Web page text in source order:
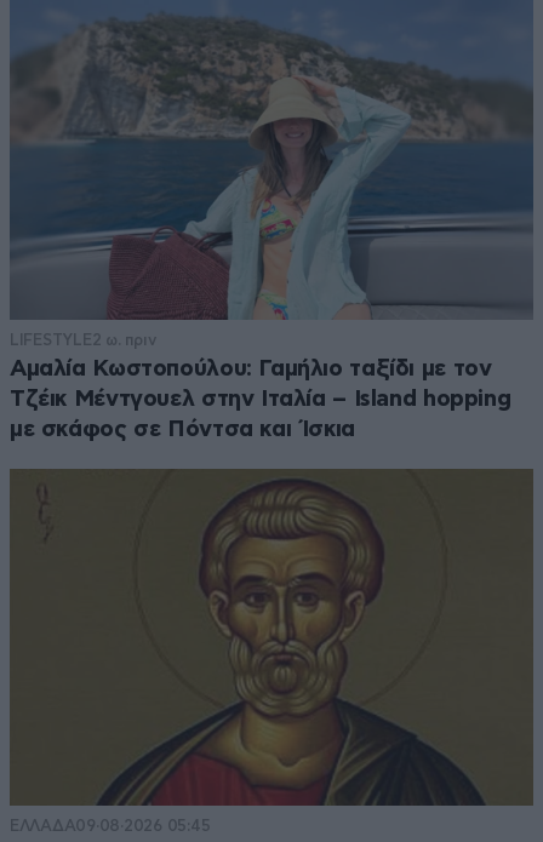
LIFESTYLE 2 ω. πριν
Αμαλία Κωστοπούλου: Γαμήλιο ταξίδι με τον
Τζέικ Μέντγουελ στην Ιταλία – Island hopping
με σκάφος σε Πόντσα και Ίσκια
ΕΛΛΑΔΑ09·08·2026 05:45